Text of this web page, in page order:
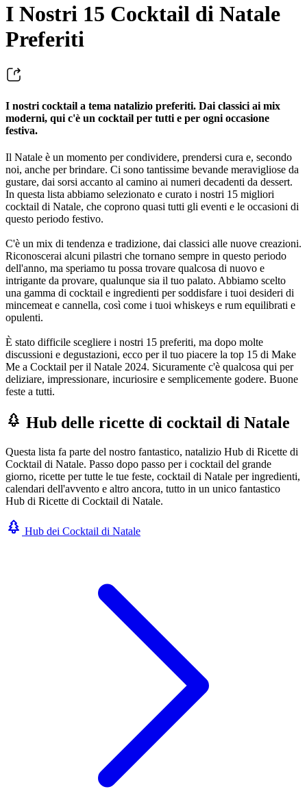
I Nostri 15 Cocktail di Natale
Preferiti
I nostri cocktail a tema natalizio preferiti. Dai classici ai mix
moderni, qui c'è un cocktail per tutti e per ogni occasione
festiva.
Il Natale è un momento per condividere, prendersi cura e, secondo
noi, anche per brindare. Ci sono tantissime bevande meravigliose da
gustare, dai sorsi accanto al camino ai numeri decadenti da dessert.
In questa lista abbiamo selezionato e curato i nostri 15 migliori
cocktail di Natale, che coprono quasi tutti gli eventi e le occasioni di
questo periodo festivo.
C'è un mix di tendenza e tradizione, dai classici alle nuove creazioni.
Riconoscerai alcuni pilastri che tornano sempre in questo periodo
dell'anno, ma speriamo tu possa trovare qualcosa di nuovo e
intrigante da provare, qualunque sia il tuo palato. Abbiamo scelto
una gamma di cocktail e ingredienti per soddisfare i tuoi desideri di
mincemeat e cannella, così come i tuoi whiskeys e rum equilibrati e
opulenti.
È stato difficile scegliere i nostri 15 preferiti, ma dopo molte
discussioni e degustazioni, ecco per il tuo piacere la top 15 di Make
Me a Cocktail per il Natale 2024. Sicuramente c'è qualcosa qui per
deliziare, impressionare, incuriosire e semplicemente godere. Buone
feste a tutti.
Hub delle ricette di cocktail di Natale
Questa lista fa parte del nostro fantastico, natalizio Hub di Ricette di
Cocktail di Natale. Passo dopo passo per i cocktail del grande
giorno, ricette per tutte le tue feste, cocktail di Natale per ingredienti,
calendari dell'avvento e altro ancora, tutto in un unico fantastico
Hub di Ricette di Cocktail di Natale.
Hub dei Cocktail di Natale